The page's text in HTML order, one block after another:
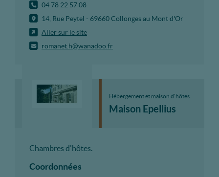
04 78 22 57 08
14, Rue Peytel - 69660 Collonges au Mont d'Or
Aller sur le site
romanet.h@wanadoo.fr
Hébergement et maison d'hôtes
Maison Epellius
Chambres d'hôtes.
Coordonnées